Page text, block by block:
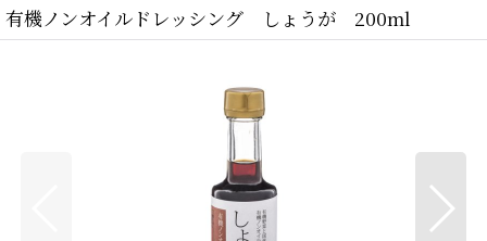
有機ノンオイルドレッシング しょうが 200ml